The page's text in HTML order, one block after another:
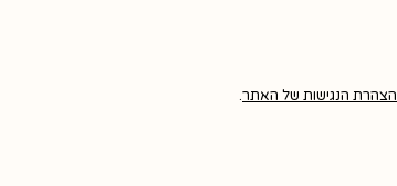
הצהרת הנגישות של האתר.